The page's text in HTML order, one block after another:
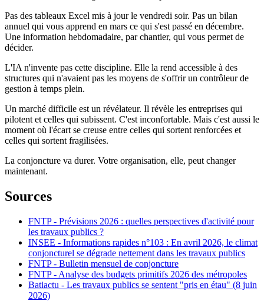
Pas des tableaux Excel mis à jour le vendredi soir. Pas un bilan
annuel qui vous apprend en mars ce qui s'est passé en décembre.
Une information hebdomadaire, par chantier, qui vous permet de
décider.
L'IA n'invente pas cette discipline. Elle la rend accessible à des
structures qui n'avaient pas les moyens de s'offrir un contrôleur de
gestion à temps plein.
Un marché difficile est un révélateur. Il révèle les entreprises qui
pilotent et celles qui subissent. C'est inconfortable. Mais c'est aussi le
moment où l'écart se creuse entre celles qui sortent renforcées et
celles qui sortent fragilisées.
La conjoncture va durer. Votre organisation, elle, peut changer
maintenant.
Sources
FNTP - Prévisions 2026 : quelles perspectives d'activité pour
les travaux publics ?
INSEE - Informations rapides n°103 : En avril 2026, le climat
conjoncturel se dégrade nettement dans les travaux publics
FNTP - Bulletin mensuel de conjoncture
FNTP - Analyse des budgets primitifs 2026 des métropoles
Batiactu - Les travaux publics se sentent "pris en étau" (8 juin
2026)